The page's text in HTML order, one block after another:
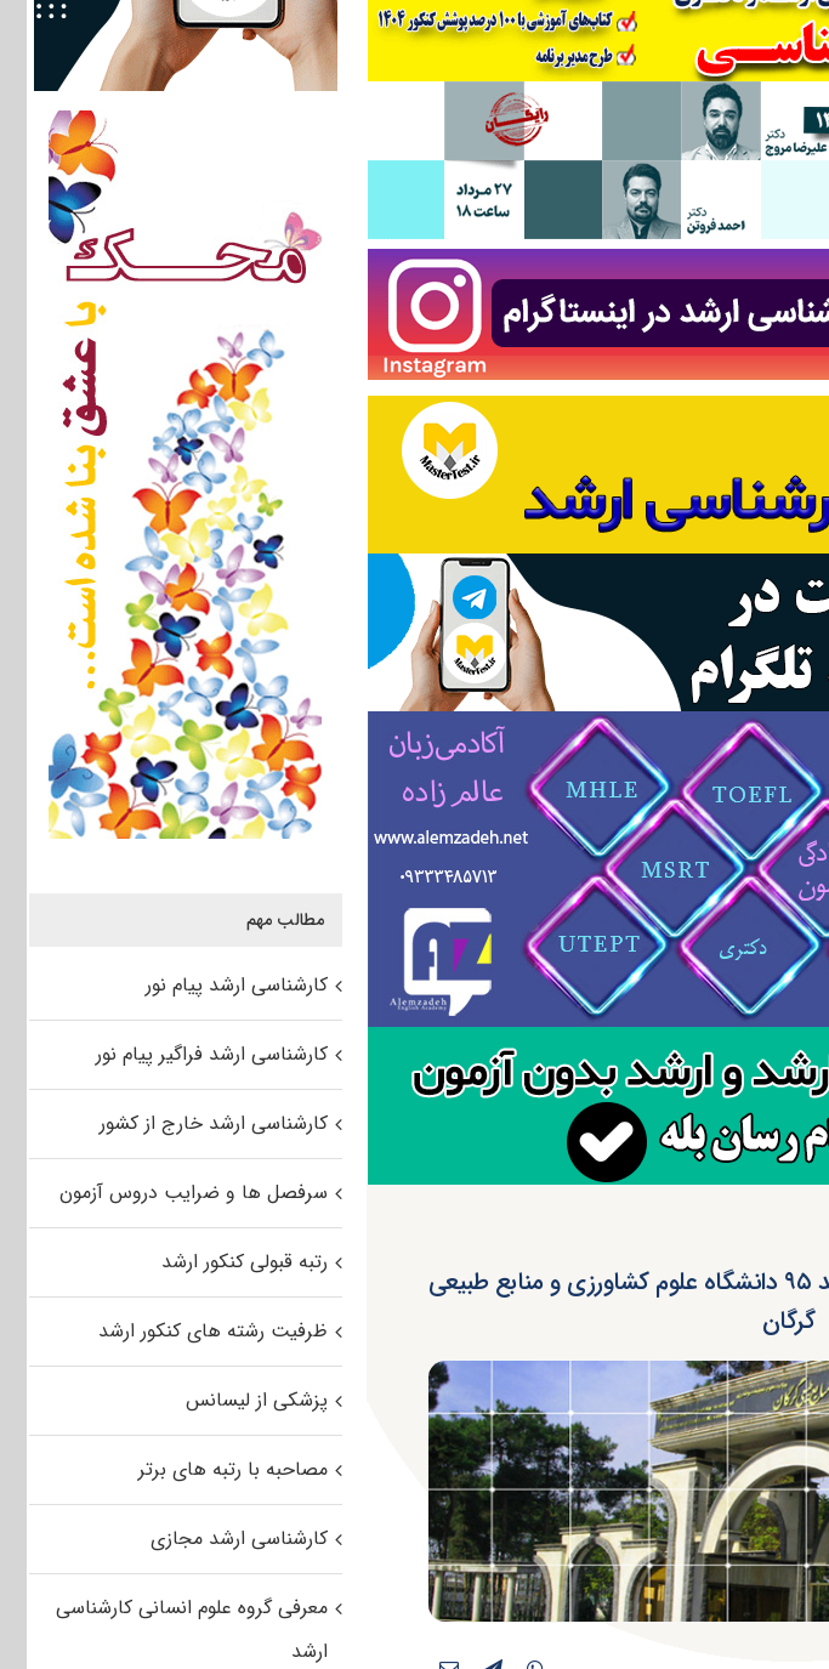
پذیرش بدون آزمون کارشناسی ارشد ۹۵ دانشگاه علوم کشاورزی و منابع طبیعی
گرگان
مطالب مهم
کارشناسی ارشد پیام نور
کارشناسی ارشد فراگیر پیام نور
کارشناسی ارشد خارج از کشور
سرفصل ها و ضرایب دروس آزمون
رتبه قبولی کنکور ارشد
ظرفیت رشته های کنکور ارشد
پزشکی از لیسانس
مصاحبه با رتبه های برتر
کارشناسی ارشد مجازی
معرفی گروه علوم انسانی کارشناسی
ارشد